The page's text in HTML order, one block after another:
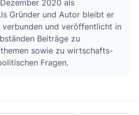
2020 als
Gründer und Autor bleibt er
und veröffentlicht in
Beiträge zu
sowie zu wirtschafts-
Fragen.